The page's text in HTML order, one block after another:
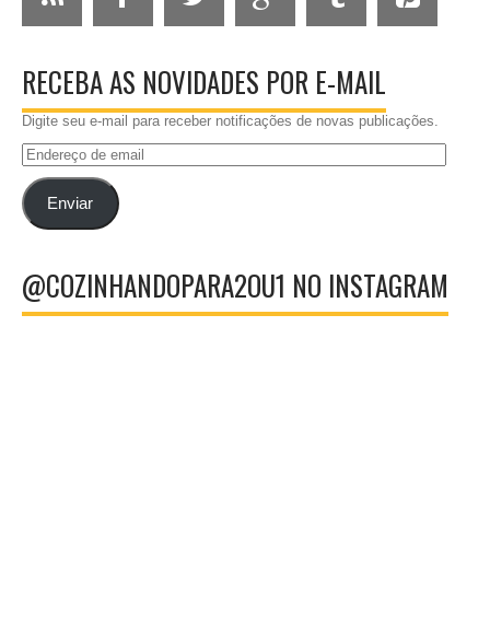
RECEBA AS NOVIDADES POR E-MAIL
Digite seu e-mail para receber notificações de novas publicações.
Endereço
emailEnviar
@COZINHANDOPARA2OU1 NO INSTAGRAM